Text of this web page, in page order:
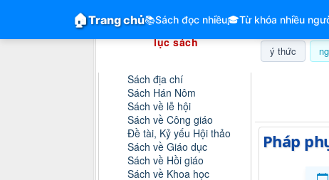
🏠Trang chủ📚Sách đọc nhiều🎓Từ khóa nhiều
ý thức
Pháp
Hệ thống hóa tài liệu & mục
lục sách
Sách địa chí
Sách Hán Nôm
Sách về lễ hội
Sách về Công giáo
Đề tài, Kỷ yếu Hội thảo
Sách về Giáo dục
Sách về Hồi giáo
Sách về Khoa học